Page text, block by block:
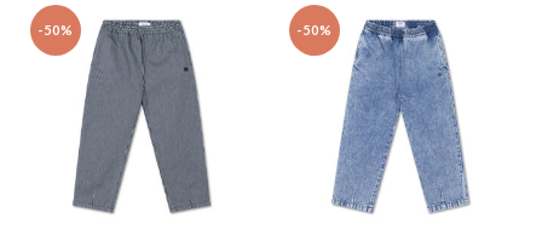
-50% -50%